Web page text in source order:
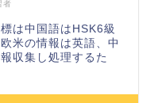
者
は中国語はHSK6級
米の情報は英語、中
収集し処理するた